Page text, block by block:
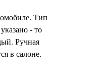
Тип
- то
Ручная
в салоне.